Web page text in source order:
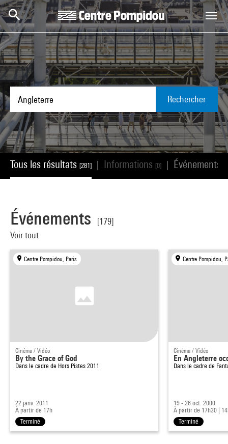
Aller au contenu principal
Centre Pompidou
Rechercher
Tous les résultats [281] Informations [0] Événements
Événements
[179]
Voir tout
Centre Pompidou, Paris
Cinéma / Vidéo
By the Grace of God
Dans le cadre de Hors Pistes 2011
22 janv. 2011
À partir de 17h
Terminé
Centre Pompidou,
Cinéma / Vidéo
En Angleterre
Dans le cadre de
19 - 26 oct. 2000
À partir de 17h30
Terminé